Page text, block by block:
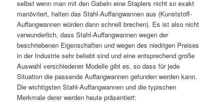
selbst wenn man mit den Gabeln eine Staplers nicht so exakt
manövriert, halten das Stahl-Auffangwannen aus (Kunststoff-
Auffangwannen würden dann schnell brechen). Es ist also nicht
verwunderlich, dass Stahl-Auffangwannen wegen der
beschriebenen Eigenschaften und wegen des niedrigen Preises
in der Industrie sehr beliebt sind und eine entsprechend große
Auswahl verschiedener Modelle gibt es, so dass für jede
Situation die passende Auffangwannen gefunden werden kann.
Die wichtigsten Stahl-Auffangwannen und die typischen
Merkmale derer werden heute präsentiert: